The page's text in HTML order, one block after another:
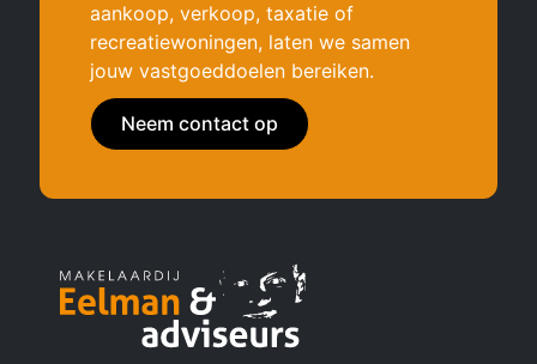
aankoop, verkoop, taxatie of
recreatiewoningen, laten we samen
jouw vastgoeddoelen bereiken.
Neem contact op